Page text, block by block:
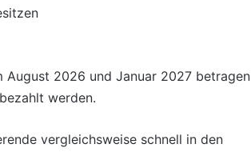
August 2026 und Januar 2027 betragen
werden.
vergleichsweise schnell in den